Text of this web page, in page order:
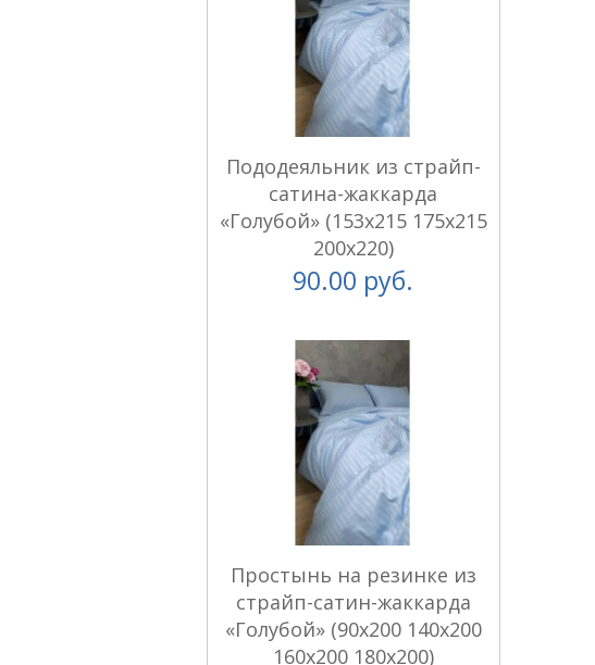
Пододеяльник из страйп-
сатина-жаккарда
«Голубой» (153х215 175х215
200х220)
90.00 руб.
Простынь на резинке из
страйп-сатин-жаккарда
«Голубой» (90x200 140x200
160x200 180x200)